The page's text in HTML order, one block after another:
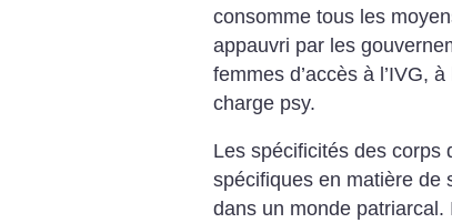
consomme tous les
appauvri par les
femmes d’accès à l’IVG,
charge psy.
Les spécificités des corps
spécifiques en matière de
dans un monde patriarcal.